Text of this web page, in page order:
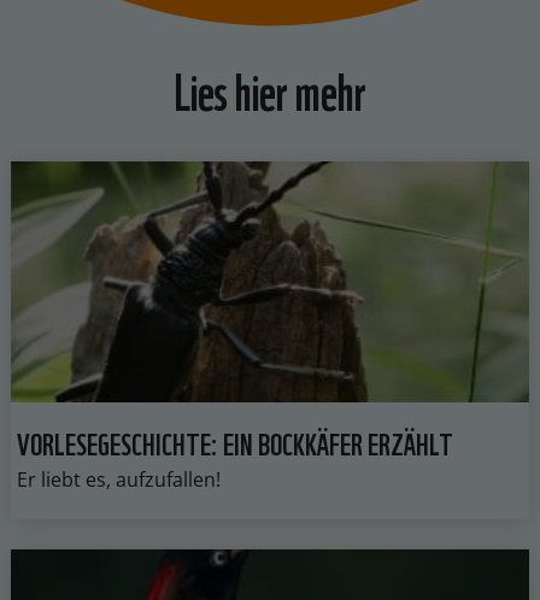
Lies hier mehr
VORLESEGESCHICHTE: EIN BOCKKÄFER ERZÄHLT
Er liebt es, aufzufallen!